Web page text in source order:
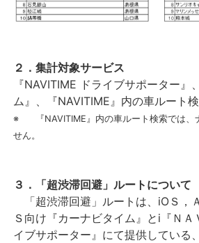
２．集計対象サービス
『NAVITIME ドライブサポーター』
ム』、『NAVITIME』内の車ルート
※
『NAVITIME』内の車ルート検索では
せん。
３．「超渋滞回避」ルートについて
「超渋滞回避」ルートは、iOＳ，
Ｓ向け『カーナビタイム』とi『Ｎ
イブサポーター』にて提供している